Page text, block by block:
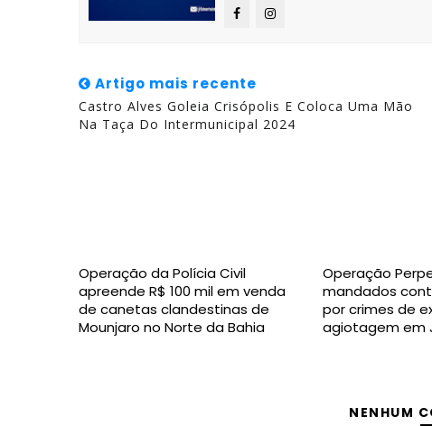
Artigo mais recente
Castro Alves Goleia Crisópolis E Coloca Uma Mão
Na Taça Do Intermunicipal 2024
Operação da Polícia Civil
apreende R$ 100 mil em venda
de canetas clandestinas de
Mounjaro no Norte da Bahia
Operação
mandados
por crimes de
agiotagem em
NENHUM